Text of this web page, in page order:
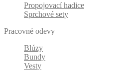
Propojovací hadice
Sprchové sety
Pracovné odevy
Blúzy
Bundy
Vesty